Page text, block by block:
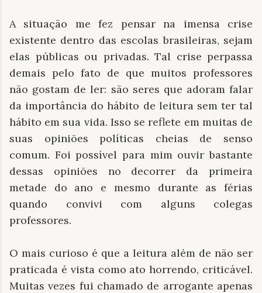
A situação me fez pensar na imensa crise
existente dentro das escolas brasileiras, sejam
elas públicas ou privadas. Tal crise perpassa
demais pelo fato de que muitos professores
não gostam de ler: são seres que adoram falar
da importância do hábito de leitura sem ter tal
hábito em sua vida. Isso se reflete em muitas de
suas opiniões políticas cheias de senso
comum. Foi possível para mim ouvir bastante
dessas opiniões no decorrer da primeira
metade do ano e mesmo durante as férias
quando convivi com alguns colegas
professores.
O mais curioso é que a leitura além de não ser
praticada é vista como ato horrendo, criticável.
Muitas vezes fui chamado de arrogante apenas